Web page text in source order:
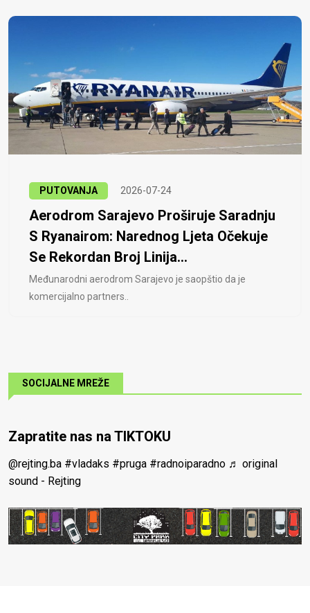
PUTOVANJA 2026-07-24
Aerodrom Sarajevo Proširuje Saradnju
S Ryanairom: Narednog Ljeta Očekuje
Se Rekordan Broj Linija...
Međunarodni aerodrom Sarajevo je saopštio da je
komercijalno partners..
SOCIJALNE MREŽE
Zapratite nas na TIKTOKU
@rejting.ba #vladaks #pruga #radnoiparadno ♬ original
sound - Rejting